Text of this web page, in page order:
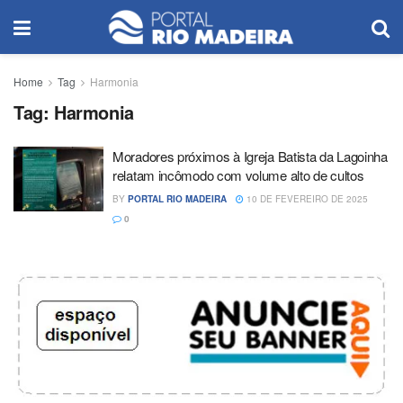
Home Tag Harmonia
Tag: Harmonia
Moradores próximos à Igreja Batista da Lagoinha
relatam incômodo com volume alto de cultos
BY PORTAL RIO MADEIRA
10 DE FEVEREIRO DE 2025
0